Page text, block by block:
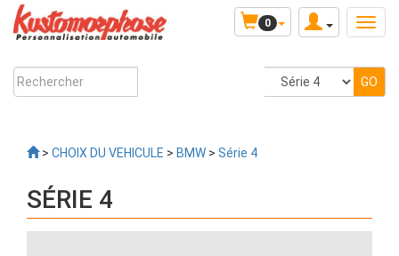
0
> CHOIX DU VEHICULE > BMW > Série 4
SÉRIE 4